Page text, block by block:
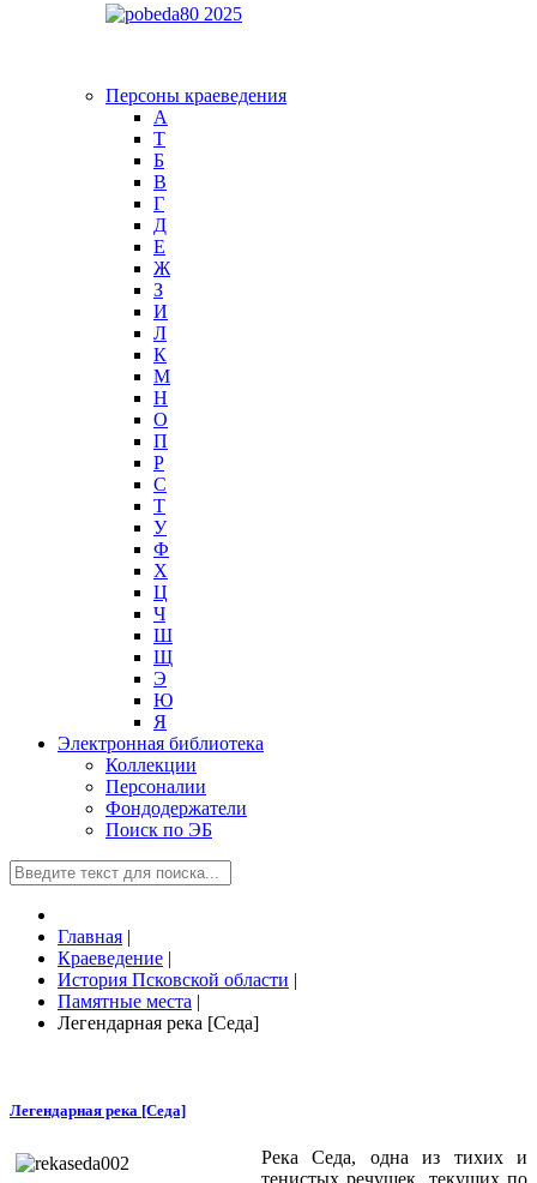
Персоны краеведения
А
T
Б
В
Г
Д
Е
Ж
З
И
Л
К
М
Н
О
П
Р
С
Т
У
Ф
Х
Ц
Ч
Ш
Щ
Э
Ю
Я
Электронная библиотека
Коллекции
Персоналии
Фондодержатели
Поиск по ЭБ
Главная |
Краеведение |
История Псковской области |
Памятные места |
Легендарная река [Седа]
Легендарная река [Седа]
Река Седа, одна из тихих и